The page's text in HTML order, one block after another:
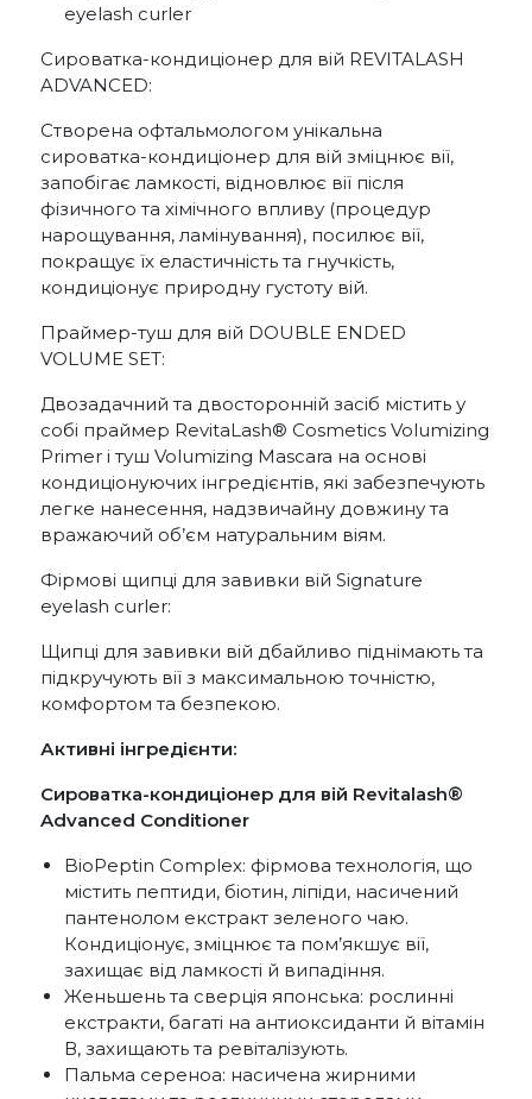
eyelash curler
Сироватка-кондиціонер для вій REVITALASH
ADVANCED:
Створена офтальмологом унікальна
сироватка-кондиціонер для вій зміцнює вії,
запобігає ламкості, відновлює вії після
фізичного та хімічного впливу (процедур
нарощування, ламінування), посилює вії,
покращує їх еластичність та гнучкість,
кондиціонує природну густоту вій.
Праймер-туш для вій DOUBLE ENDED
VOLUME SET:
Двозадачний та двосторонній засіб містить у
собі праймер RevitaLash® Cosmetics Volumizing
Primer і туш Volumizing Mascara на основі
кондиціонуючих інгредієнтів, які забезпечують
легке нанесення, надзвичайну довжину та
вражаючий об’єм натуральним віям.
Фірмові щипці для завивки вій Signature
eyelash curler:
Щипці для завивки вій дбайливо піднімають та
підкручують вії з максимальною точністю,
комфортом та безпекою.
Активні інгредієнти:
Сироватка-кондиціонер для вій Revitalash®
Advanced Conditioner
BioPeptin Complex: фірмова технологія, що
містить пептиди, біотин, ліпіди, насичений
пантенолом екстракт зеленого чаю.
Кондиціонує, зміцнює та пом’якшує вії,
захищає від ламкості й випадіння.
Женьшень та сверція японська: рослинні
екстракти, багаті на антиоксиданти й вітамін
В, захищають та ревіталізують.
Пальма сереноа: насичена жирними